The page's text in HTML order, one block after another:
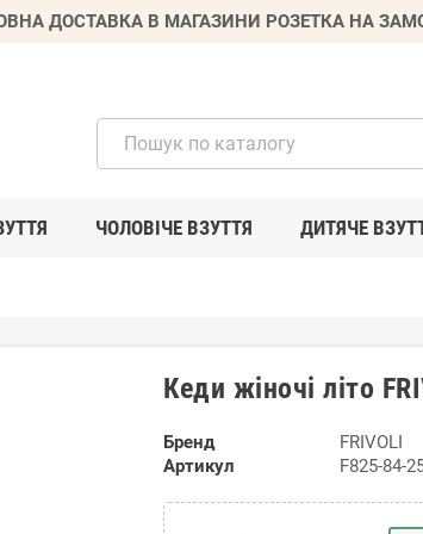
ДОСТАВКА В МАГАЗИНИ РОЗЕТКА НА
ЧОЛОВІЧЕ ВЗУТТЯ ДИТЯЧЕ
Кеди жіночі літо
Бренд
FRIVOLI
Артикул
F825-84-